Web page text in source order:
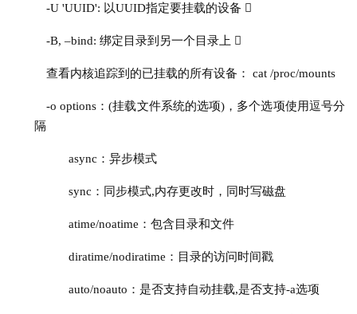
-U 'UUID': 以UUID指定要挂载的设备 
-B, –bind: 绑定目录到另一个目录上 
查看内核追踪到的已挂载的所有设备： cat /proc/mounts
-o options：(挂载文件系统的选项)，多个选项使用逗号分
隔
async：异步模式
sync：同步模式,内存更改时，同时写磁盘
atime/noatime：包含目录和文件
diratime/nodiratime：目录的访问时间戳
auto/noauto：是否支持自动挂载,是否支持-a选项